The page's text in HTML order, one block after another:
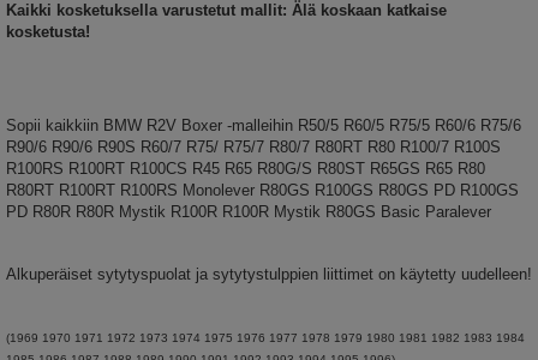
Kaikki kosketuksella varustetut mallit: Älä koskaan katkaise
kosketusta!
Sopii kaikkiin BMW R2V Boxer -malleihin R50/5 R60/5 R75/5 R60/6 R75/6
R90/6 R90/6 R90S R60/7 R75/ R75/7 R80/7 R80RT R80 R100/7 R100S
R100RS R100RT R100CS R45 R65 R80G/S R80ST R65GS R65 R80
R80RT R100RT R100RS Monolever R80GS R100GS R80GS PD R100GS
PD R80R R80R Mystik R100R R100R Mystik R80GS Basic Paralever
Alkuperäiset sytytyspuolat ja sytytystulppien liittimet on käytetty uudelleen!
(1969 1970 1971 1972 1973 1974 1975 1976 1977 1978 1979 1980 1981 1982 1983 1984